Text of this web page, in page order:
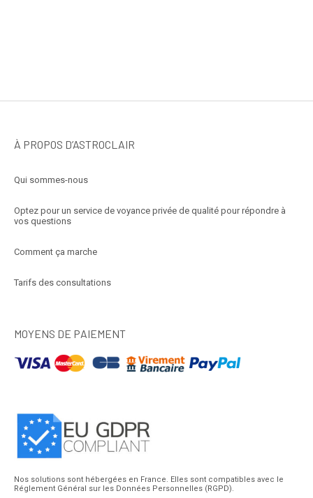
À PROPOS D’ASTROCLAIR
Qui sommes-nous
Optez pour un service de voyance privée de qualité pour répondre à
vos questions
Comment ça marche
Tarifs des consultations
MOYENS DE PAIEMENT
Nos solutions sont hébergées en France. Elles sont compatibles avec le
Réglement Général sur les Données Personnelles (RGPD).